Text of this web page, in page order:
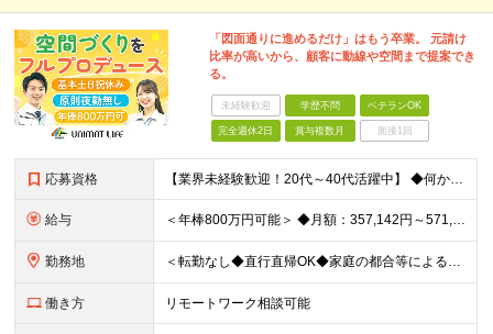
「図面通りに進めるだけ」はもう卒業。 元請け
比率が高いから、顧客に動線や空間まで提案でき
る。
未経験歓迎 学歴不問 ベテランOK
完全週休2日 賞与複数月 面接1回
応募資格 【業界未経験歓迎！20代～40代活躍中】 ◆何かしらの施工管理経験をお持ちの方（施工の規模や年数は不問） ※工務店での経験も大歓迎です！ ※学歴不問 ～このような方にオススメです～ ・ゼロベースで空
給与 ＜年棒800万円可能＞ ◆月額：357,142円～571,428円（14分割）（一律手当を含む） ◆年俸制：500万円～800万円 ※年俸額の1/14を毎月支給（残りの2/14は6・12月に賞与支給
勤務地 ＜転勤なし◆直行直帰OK◆家庭の都合等によるリモートワークも相談可＞ 【勤務先】 ※下記いずれかの配属となります ※希望する勤務地への配属いたします ■本社 東京都港区南青山2-12-14 ユニマ
働き方 リモートワーク相談可能